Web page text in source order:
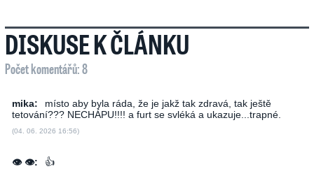
DISKUSE K ČLÁNKU
Počet komentářů: 8
mika:
místo aby byla ráda, že je jakž tak zdravá, tak ještě
tetování??? NECHÁPU!!!! a furt se svléká a ukazuje...trapné.
(04. 06. 2026 16:56)
👁 👁: 👍